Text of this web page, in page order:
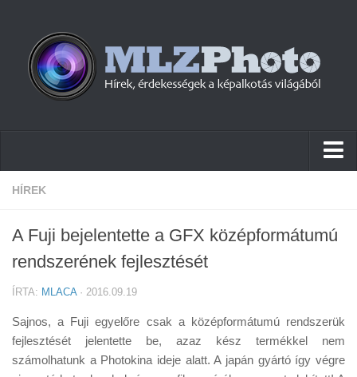
Hírek
Cikkek
Tudástár
Tanácsok
HÍREK
A Fuji bejelentette a GFX középformátumú
rendszerének fejlesztését
ÍRTA: MLACA· 2016.09.19
Sajnos, a Fuji egyelőre csak a középformátumú rendszerük
fejlesztését jelentette be, azaz kész termékkel nem
számolhatunk a Photokina ideje alatt. A japán gyártó így végre